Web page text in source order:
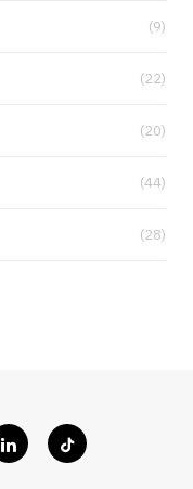
(9)
(22)
(20)
(44)
(28)